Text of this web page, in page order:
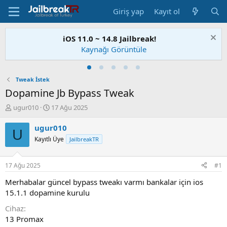
Giriş yap Kayıt ol
iOS 11.0 ~ 14.8 Jailbreak!
Kaynağı Görüntüle
Tweak İstek
Dopamine Jb Bypass Tweak
K
n
a
h
i
b
i
ugur010
B
ş
a
ı
ç
t
a
17 Ağu 2025
U ugur010
Kayıtlı Üye JailbreakTR
17 Ağu 2025 #1
Merhabalar güncel bypass tweakı varmı bankalar için ios
15.1.1 dopamine kurulu
Cihaz
13 Promax